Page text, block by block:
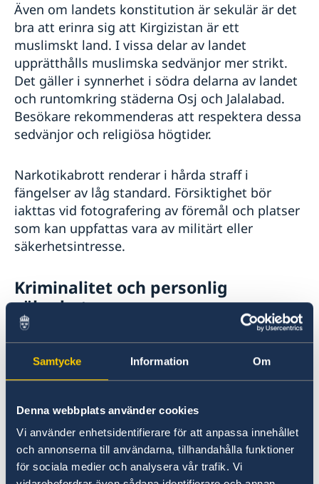
Samtycke Information Om
Denna webbplats använder cookies
Vi använder enhetsidentifierare för att anpassa innehållet
och annonserna till användarna, tillhandahålla funktioner
för sociala medier och analysera vår trafik. Vi
Även om landets konstitution är sekulär är det
bra att erinra sig att Kirgizistan är ett
muslimskt land. I vissa delar av landet
upprätthålls muslimska sedvänjor mer strikt.
Det gäller i synnerhet i södra delarna av landet
och runtomkring städerna Osj och Jalalabad.
Besökare rekommenderas att respektera dessa
sedvänjor och religiösa högtider.
Narkotikabrott renderar i hårda straff i
fängelser av låg standard. Försiktighet bör
iakttas vid fotografering av föremål och platser
som kan uppfattas vara av militärt eller
säkerhetsintresse.
Kriminalitet och personlig
säkerhet
Kirgizistan är ett fattigt land där stölder och rån
förekommer, också av organiserade grupper.
sällan mot utländska turister, som måste vara
vaksamma med kontanter och värdesaker. I
synnerhet rekommenderas vaksamhet vid
besök på marknadsplatser och basarer samt